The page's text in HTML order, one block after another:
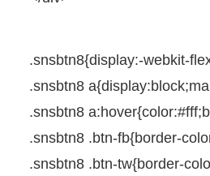
.snsbtn8{display:-webkit-
.snsbtn8 a{display:block;
.snsbtn8 a:hover{color:#fff;
.snsbtn8 .btn-fb{border-
.snsbtn8 .btn-tw{border-